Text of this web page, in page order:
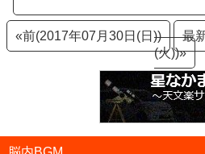
«前(2017年07月30日(日)) 最
(火))»